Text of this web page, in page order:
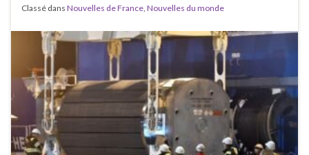
Classé dans Nouvelles de France, Nouvelles du monde